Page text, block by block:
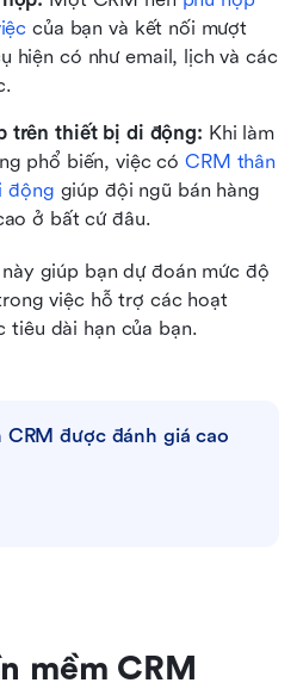
của bạn và kết nối mượt
trên thiết bị di động: Khi làm
phổ biến, việc có CRM thân
động giúp đội ngũ bán hàng
ở bất cứ đâu.
giúp bạn dự đoán mức độ
việc hỗ trợ các hoạt
tiêu dài hạn của bạn.
được đánh giá cao
mềm CRM